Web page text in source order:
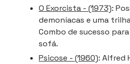
O Exorcista - (1973):
demoníacas e uma
Combo de sucesso
sofá.
Psicose - (1960): Alfred